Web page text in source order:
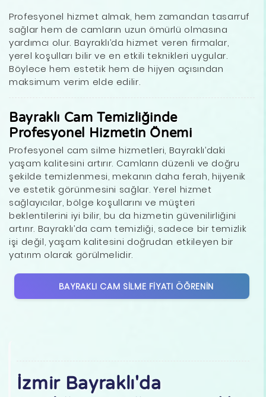
Profesyonel hizmet almak, hem zamandan tasarruf
sağlar hem de camların uzun ömürlü olmasına
yardımcı olur. Bayraklı’da hizmet veren firmalar,
yerel koşulları bilir ve en etkili teknikleri uygular.
Böylece hem estetik hem de hijyen açısından
maksimum verim elde edilir.
Bayraklı Cam Temizliğinde
Profesyonel Hizmetin Önemi
Profesyonel cam silme hizmetleri, Bayraklı’daki
yaşam kalitesini artırır. Camların düzenli ve doğru
şekilde temizlenmesi, mekanın daha ferah, hijyenik
ve estetik görünmesini sağlar. Yerel hizmet
sağlayıcılar, bölge koşullarını ve müşteri
beklentilerini iyi bilir, bu da hizmetin güvenilirliğini
artırır. Bayraklı’da cam temizliği, sadece bir temizlik
işi değil, yaşam kalitesini doğrudan etkileyen bir
yatırım olarak görülmelidir.
BAYRAKLI CAM SILME FIYATI ÖĞRENIN
İzmir Bayraklı'da